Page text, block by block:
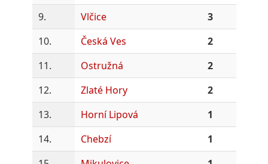
9.
Vlčice
3
10.
Česká Ves
2
11.
Ostružná
2
12.
Zlaté Hory
2
13.
Horní Lipová
1
14.
Chebzí
1